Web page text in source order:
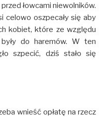
łowcami niewolników.
celowo oszpecały się aby
kobiet, które ze względu
do haremów. W ten
szpecić, dziś stało się
wnieść opłatę na rzecz